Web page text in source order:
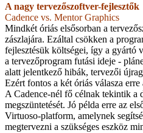
A nagy tervezőszoftver-fejlesztők
Cadence vs. Mentor Graphics
Mindkét óriás elsősorban a
zászlajára. Ezáltal csökken a
fejlesztésük költségei, így a gyártó
a tervezőprogram futási ideje -
alatt jelentkező hibák, tervezői
Ezért fontos a két óriás válasza erre
A Cadence-nél fő célnak tekintik a
megszüntetését. Jó példa erre az
Virtuoso-platform, amelynek
megtervezni a szükséges eszköz